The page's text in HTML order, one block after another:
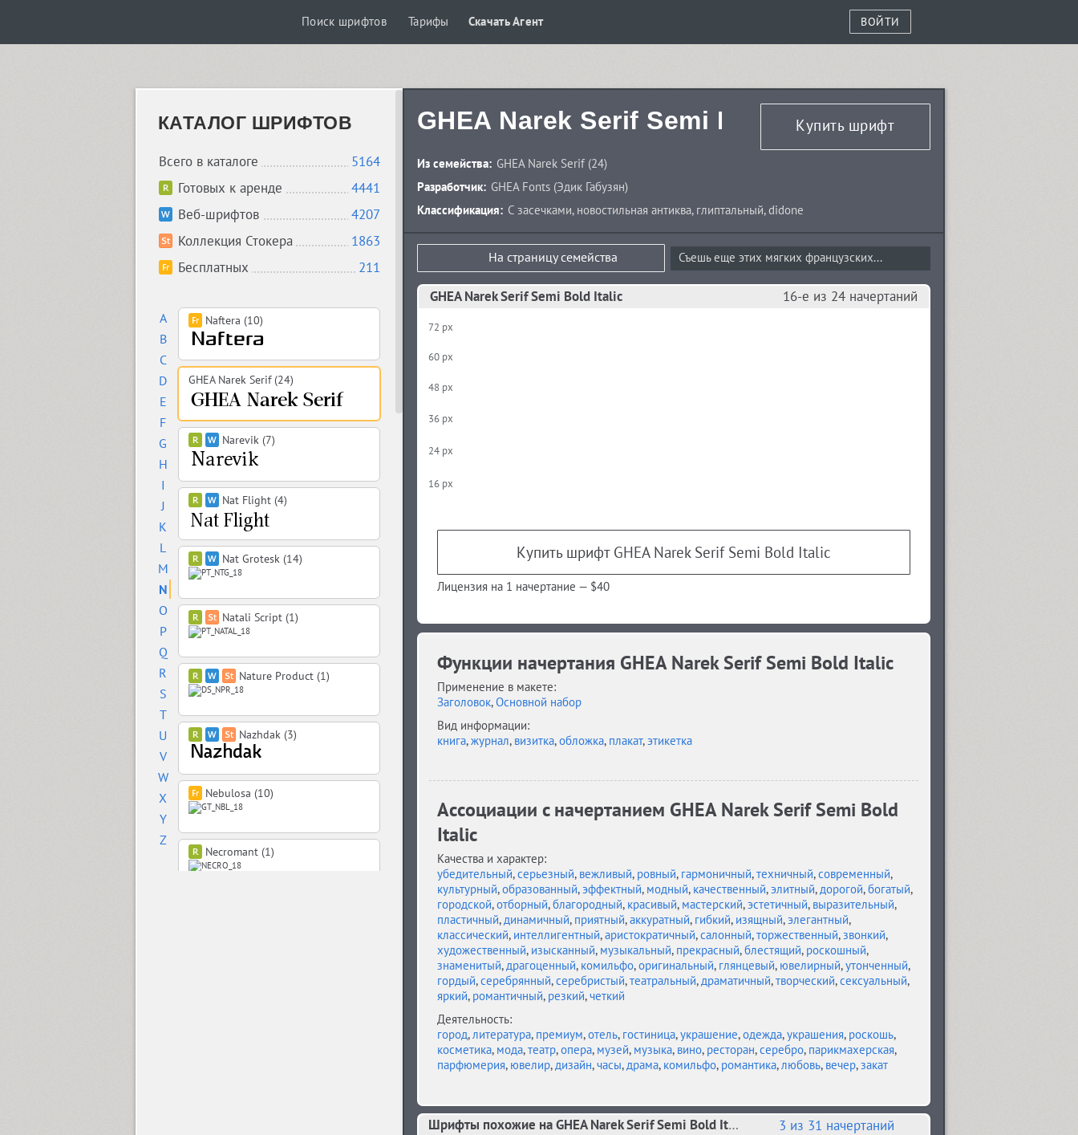
Поиск шрифтов Тарифы Скачать Агент ВОЙТИ
КАТАЛОГ ШРИФТОВ
Всего в каталоге
5164
Готовых к аренде
4441
Веб-шрифтов
4207
Коллекция Стокера
1863
Бесплатных
211
A
B
C
D
E
F
G
H
I
J
K
L
M
N
O
P
Q
R
S
T
U
V
W
X
Y
Z
Naftera (10)
GHEA Narek Serif (24)
Narevik (7)
Nat Flight (4)
Nat Grotesk (14)
Natali Script (1)
Nature Product (1)
Nazhdak (3)
Nebulosa (10)
Necromant (1)
GHEA Narek Serif Semi Bold ItalicКупить шрифт
Из семейства: GHEA Narek Serif (24)
Разработчик: GHEA Fonts(Эдик Габузян)
Классификация: С засечками, новостильная антиква, глиптальный,didone
На страницу семейства Съешь еще этих мягких французских...
GHEA Narek Serif Semi Bold Italic 16-е из 24 начертаний
72 px
60 px
48 px
36 px
24 px
16 px
Купить шрифт GHEA Narek Serif Semi Bold Italic
Лицензия на 1 начертание — $40
Функции начертания GHEA Narek Serif Semi Bold Italic
Применение в макете:
Заголовок,Основной набор
Вид информации:
книга,журнал, визитка,обложка, плакат,этикетка
Ассоциации c начертанием GHEA Narek Serif Semi Bold
Italic
Качества и характер:
убедительный,серьезный, вежливый, ровный, гармоничный,техничный,современный,
культурный,образованный,эффектный, модный, качественный,элитный,дорогой,богатый,
городской,отборный,благородный, красивый, мастерский,эстетичный, выразительный,
пластичный,динамичный, приятный,аккуратный, гибкий, изящный,элегантный,
классический, интеллигентный,аристократичный,салонный,торжественный,звонкий,
художественный, изысканный, музыкальный, прекрасный,блестящий, роскошный,
знаменитый,драгоценный, комильфо,оригинальный, глянцевый, ювелирный,утонченный,
гордый,серебрянный,серебристый,театральный,драматичный,творческий,сексуальный,
яркий, романтичный, резкий,четкий
Деятельность:
город,литература, премиум,отель, гостиница,украшение,одежда,украшения, роскошь,
косметика, мода,театр,опера, музей, музыка, вино, ресторан,серебро, парикмахерская,
парфюмерия, ювелир,дизайн,часы,драма, комильфо, романтика,любовь, вечер,закат
Шрифты похожие на GHEA Narek Serif Semi Bold Italic 3 из 31 начертаний